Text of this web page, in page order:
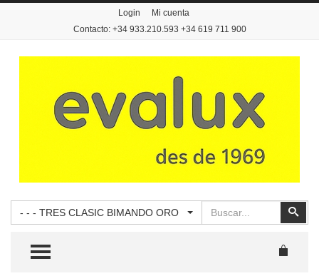
Login
Mi cuenta
Contacto: +34 933.210.593 +34 619 711 900
- - - TRES CLASIC BIMANDO ORO
TOGGLE MENU